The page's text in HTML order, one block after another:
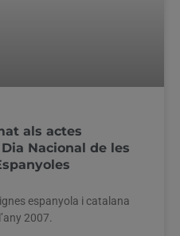
als actes
Nacional de les
espanyola i catalana
2007.